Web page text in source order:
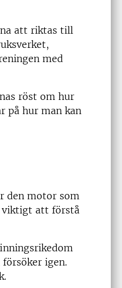
att riktas till
med
röst om hur
på hur man kan
den motor som
viktigt att förstå
igen.